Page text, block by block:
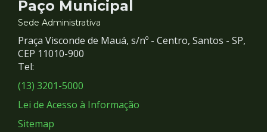
e
Redes
Sociais
Paço Municipal
Sede Administrativa
Praça Visconde de Mauá, s/nº - Centro, Santos - SP,
CEP 11010-900
Tel:
(13) 3201-5000
Lei de Acesso à Informação
Sitemap